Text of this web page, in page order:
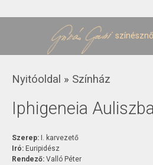
színésznő
Jelenlegi hely
Nyitóoldal » Színház
Iphigeneia
Szerep: I. karvezető
Iró: Euripidész
Rendező: Valló Péter